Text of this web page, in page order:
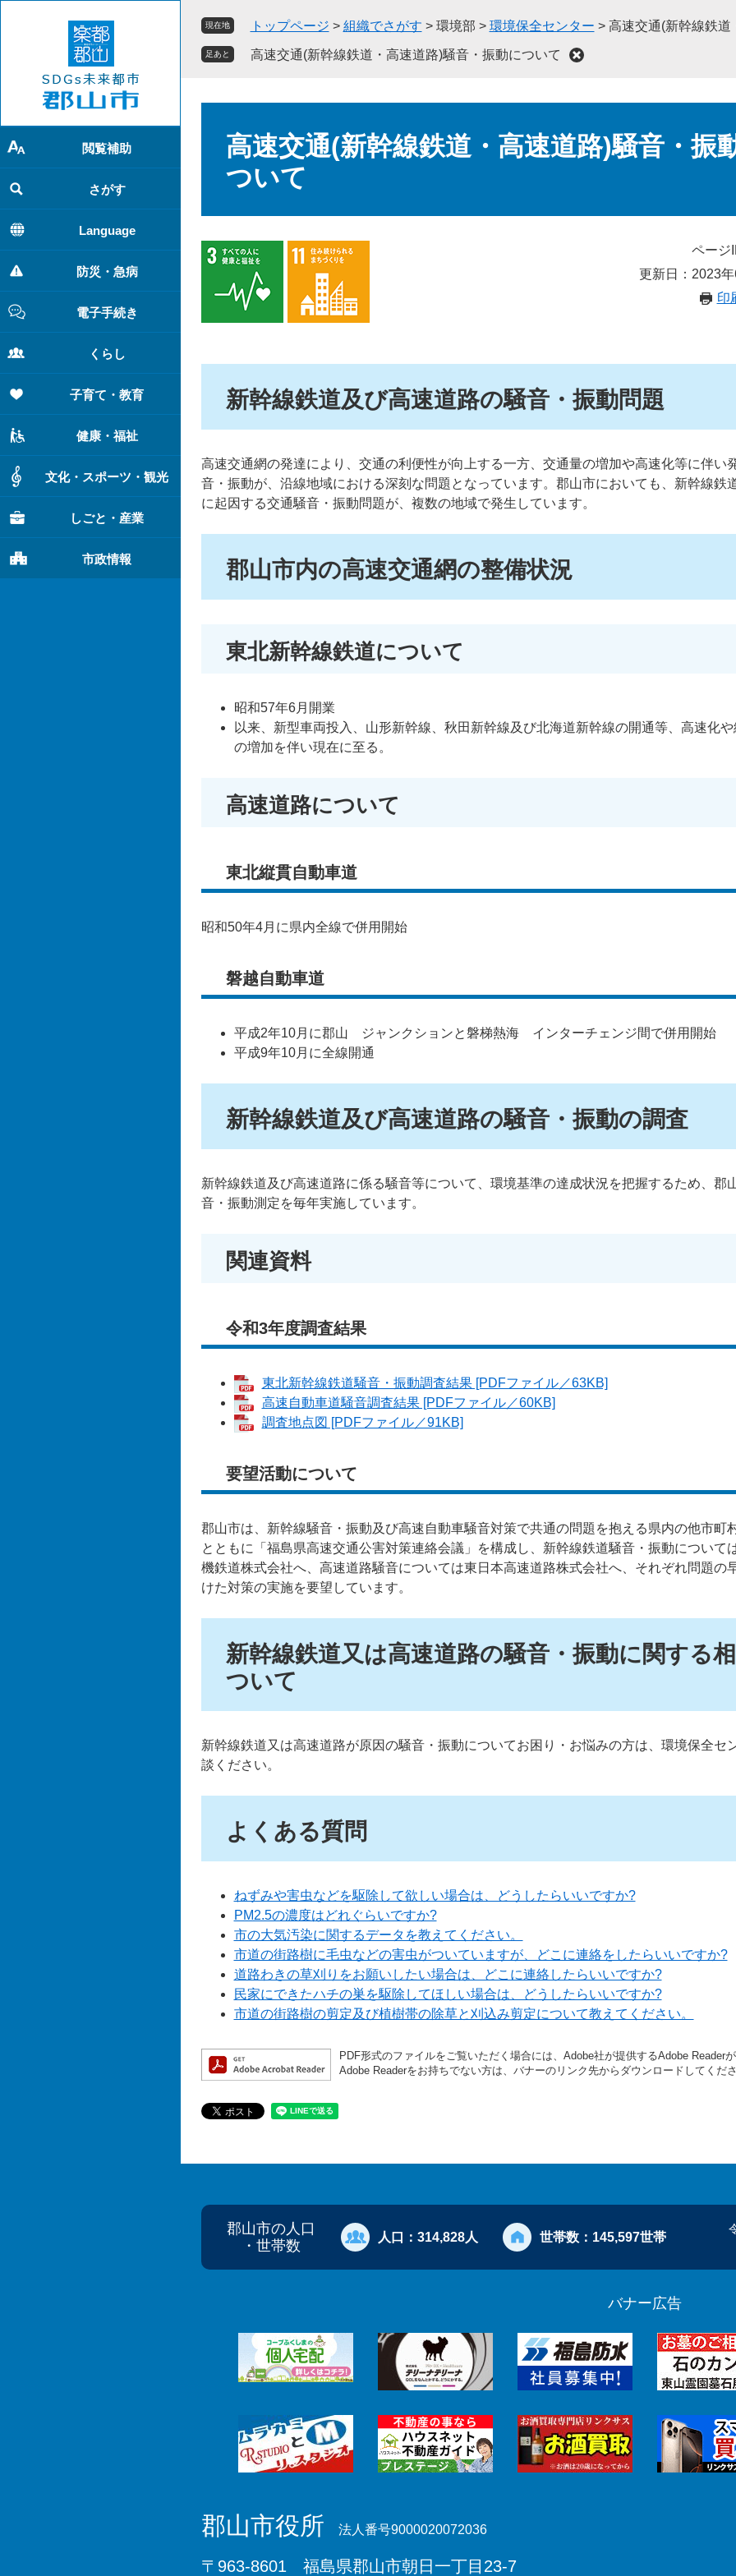
で
す
。
ば
し
て
本
文
へ
閲覧補助
さがす
Language
防災・急病
電子手続き
くらし
子育て・教育
健康・福祉
文化・スポーツ・観光
しごと・産業
市政情報
現在地 トップページ > 組織でさがす > 環境部 > 環境保全センター > 高速交通(新幹線鉄道
足あと 高速交通(新幹線鉄道・高速道路)騒音・振動について
高速交通(新幹線鉄道・高速道路)騒音・振
ついて
ページ
更新日：2023
印
新幹線鉄道及び高速道路の騒音・振動問題
高速交通網の発達により、交通の利便性が向上する一方、交通量の増加や高速化等に伴い
音・振動が、沿線地域における深刻な問題となっています。郡山市においても、新幹線鉄
に起因する交通騒音・振動問題が、複数の地域で発生しています。
郡山市内の高速交通網の整備状況
東北新幹線鉄道について
昭和57年6月開業
以来、新型車両投入、山形新幹線、秋田新幹線及び北海道新幹線の開通等、高速化
の増加を伴い現在に至る。
高速道路について
東北縦貫自動車道
昭和50年4月に県内全線で併用開始
磐越自動車道
平成2年10月に郡山 ジャンクションと磐梯熱海 インターチェンジ間で併用開始
平成9年10月に全線開通
新幹線鉄道及び高速道路の騒音・振動の調査
新幹線鉄道及び高速道路に係る騒音等について、環境基準の達成状況を把握するため、郡
音・振動測定を毎年実施しています。
関連資料
令和3年度調査結果
東北新幹線鉄道騒音・振動調査結果 [PDFファイル／63KB]
高速自動車道騒音調査結果 [PDFファイル／60KB]
調査地点図 [PDFファイル／91KB]
要望活動について
郡山市は、新幹線騒音・振動及び高速自動車騒音対策で共通の問題を抱える県内の他市町
とともに「福島県高速交通公害対策連絡会議」を構成し、新幹線鉄道騒音・振動について
機鉄道株式会社へ、高速道路騒音については東日本高速道路株式会社へ、それぞれ問題の
けた対策の実施を要望しています。
新幹線鉄道又は高速道路の騒音・振動に関する
ついて
新幹線鉄道又は高速道路が原因の騒音・振動についてお困り・お悩みの方は、環境保全セ
談ください。
よくある質問
ねずみや害虫などを駆除して欲しい場合は、どうしたらいいですか?
PM2.5の濃度はどれぐらいですか?
市の大気汚染に関するデータを教えてください。
市道の街路樹に毛虫などの害虫がついていますが、どこに連絡をしたらいいですか?
道路わきの草刈りをお願いしたい場合は、どこに連絡したらいいですか?
民家にできたハチの巣を駆除してほしい場合は、どうしたらいいですか?
市道の街路樹の剪定及び植樹帯の除草と刈込み剪定について教えてください。
PDF形式のファイルをご覧いただく場合には、Adobe社が提供するAdobe Readerが
Adobe Readerをお持ちでない方は、バナーのリンク先からダウンロードしてくださ
郡山市の人口
・世帯数
人口： 314,828人 世帯数： 145,597世帯
バナー広告
郡山市役所 法人番号9000020072036
〒963-8601 福島県郡山市朝日一丁目23-7